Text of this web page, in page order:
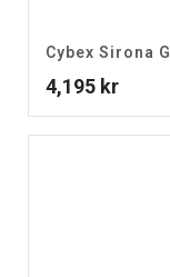
Cybex Sirona
4,195 kr